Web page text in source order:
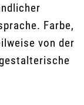
Farbe,
von der